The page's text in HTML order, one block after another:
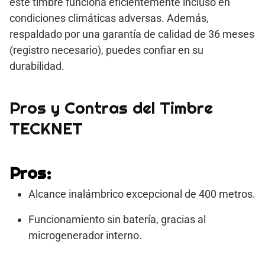
condiciones climáticas adversas. Además,
respaldado por una garantía de calidad de 36 meses
(registro necesario), puedes confiar en su
durabilidad.
Pros y Contras del Timbre
TECKNET
Pros:
Alcance inalámbrico excepcional de 400 metros.
Funcionamiento sin batería, gracias al
microgenerador interno.